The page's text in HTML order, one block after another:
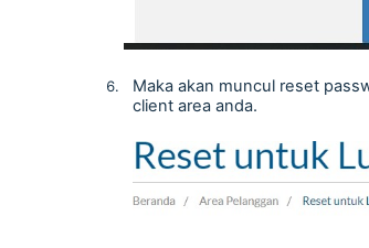
Maka akan muncul reset
client area anda.